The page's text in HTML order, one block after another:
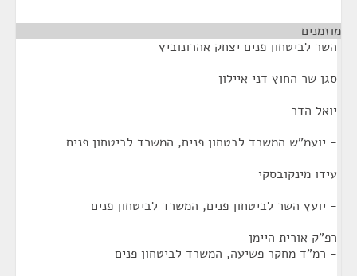
מוזמנים
השר לביטחון פנים יצחק אהרונוביץ
סגן שר החוץ דני איילון
יואל הדר
- יועמ"ש המשרד לבטחון פנים, המשרד לביטחון פנים
עידו מינקובסקי
- יועץ השר לביטחון פנים, המשרד לביטחון פנים
רפ"ק אורית היימן
- רמ"ד מחקר פשיעה, המשרד לביטחון פנים